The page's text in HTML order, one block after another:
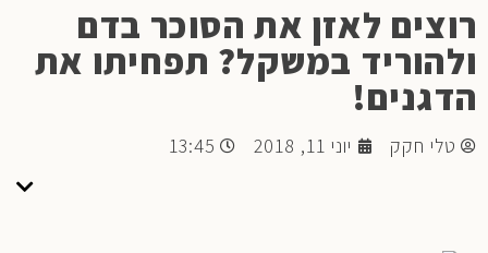
רוצים לאזן את הסוכר בדם
ולהוריד במשקל? תפחיתו את
הדגנים!
טלי חקק יוני 11, 2018 13:45